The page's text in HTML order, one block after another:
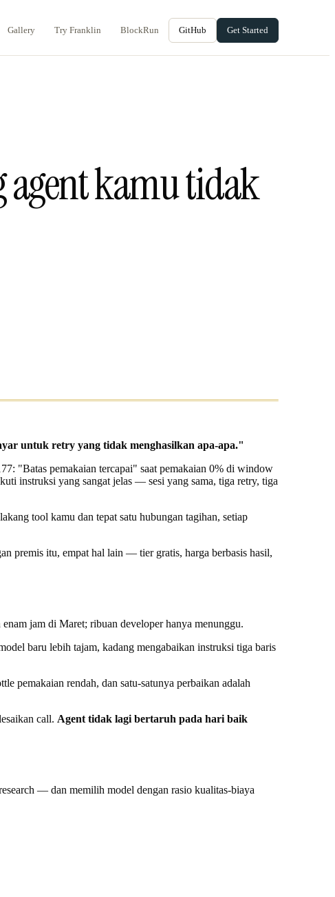
Gallery Try Franklin BlockRun GitHub Get Started
kamu tidak
untuk retry yang tidak menghasilkan apa-apa."
: "Batas pemakaian tercapai" saat pemakaian 0% di window
instruksi yang sangat jelas — sesi yang sama, tiga retry, tiga
tool kamu dan tepat satu hubungan tagihan, setiap
premis itu, empat hal lain — tier gratis, harga berbasis hasil,
jam di Maret; ribuan developer hanya menunggu.
baru lebih tajam, kadang mengabaikan instruksi tiga baris
pemakaian rendah, dan satu-satunya perbaikan adalah
call. Agent tidak lagi bertaruh pada hari baik
— dan memilih model dengan rasio kualitas-biaya